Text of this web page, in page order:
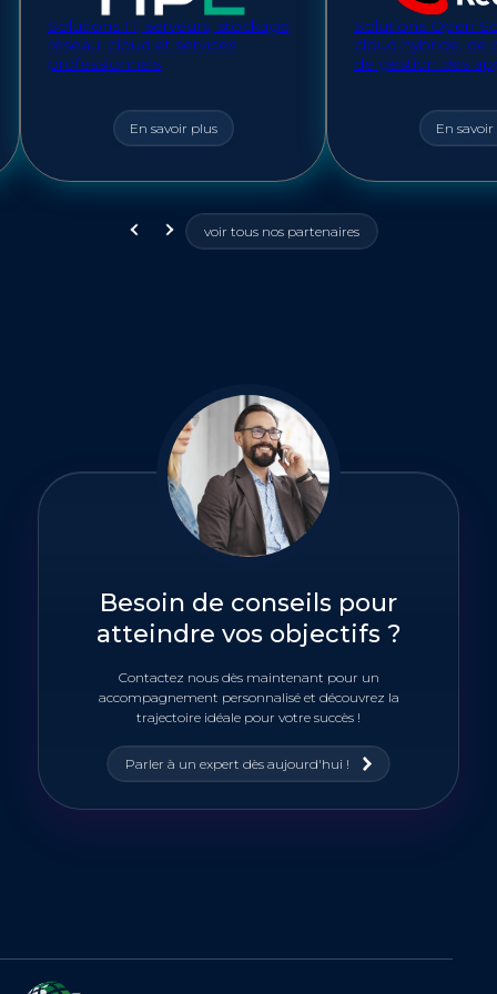
Solutions IT, serveurs, stockage,
réseau, cloud et services
professionnels
En savoir plus
Solutions Open
cloud hybride, de
de gestion des
En
voir tous nos partenaires
Besoin de conseils pour
atteindre vos objectifs ?
Contactez nous dès maintenant pour un
accompagnement personnalisé et découvrez la
trajectoire idéale pour votre succès !
Parler à un expert dès aujourd'hui !